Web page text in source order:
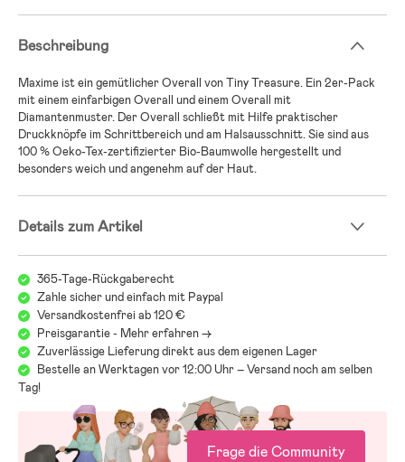
Beschreibung
Maxime ist ein gemütlicher Overall von Tiny Treasure. Ein 2er-Pack
mit einem einfarbigen Overall und einem Overall mit
Diamantenmuster. Der Overall schließt mit Hilfe praktischer
Druckknöpfe im Schrittbereich und am Halsausschnitt. Sie sind aus
100 % Oeko-Tex-zertifizierter Bio-Baumwolle hergestellt und
besonders weich und angenehm auf der Haut.
Details zum Artikel
365-Tage-Rückgaberecht
Zahle sicher und einfach mit Paypal
Versandkostenfrei ab 120 €
Preisgarantie - Mehr erfahren ->
Zuverlässige Lieferung direkt aus dem eigenen Lager
Bestelle an Werktagen vor 12:00 Uhr – Versand noch am selben
Tag!
Frage die Community